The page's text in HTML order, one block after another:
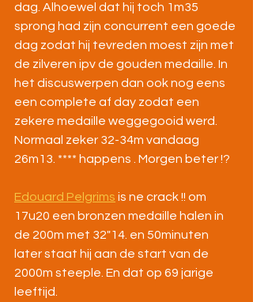
dag. Alhoewel dat hij toch 1m35
sprong had zijn concurrent een goede
dag zodat hij tevreden moest zijn met
de zilveren ipv de gouden medaille. In
het discuswerpen dan ook nog eens
een complete af day zodat een
zekere medaille weggegooid werd.
Normaal zeker 32-34m vandaag
26m13. **** happens . Morgen beter !?
Edouard Pelgrims is ne crack !! om
17u20 een bronzen medaille halen in
de 200m met 32"14. en 50minuten
later staat hij aan de start van de
2000m steeple. En dat op 69 jarige
leeftijd.